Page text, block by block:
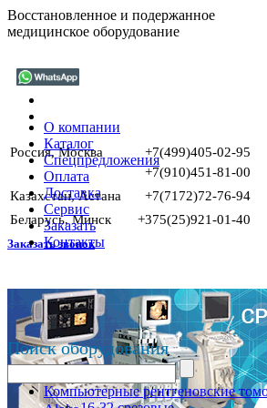
Восстановленное и подержанное
медицинское оборудование
Россия, Москва
+7(499)405-02-95
+7(910)451-81-00
Казахстан, Астана
+7(7172)72-76-94
Беларусь, Минск
+375(25)921-01-40
Заказать звонок
О компании
Каталог
Спецпредложения
Оплата
Доставка
Сервис
Заказать
Контакты
Поиск оборудования
Компьютерные рентгеновские